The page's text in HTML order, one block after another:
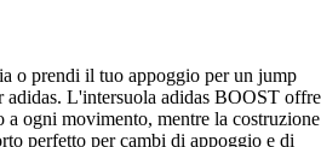
o prendi il tuo appoggio per un jump
adidas. L'intersuola adidas BOOST offre
a ogni movimento, mentre la costruzione
perfetto per cambi di appoggio e di